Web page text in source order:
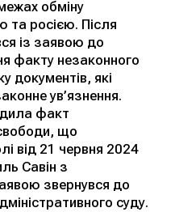
обміну
та росією. Після
із заявою до
факту незаконного
документів, які
ув’язнення.
факт
що
від 21 червня 2024
Савін з
звернувся до
суду.